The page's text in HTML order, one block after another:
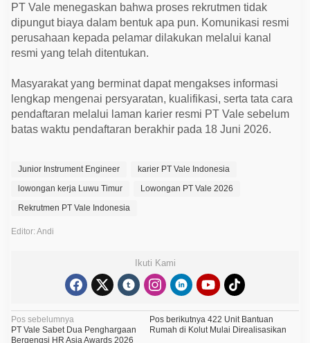
PT Vale menegaskan bahwa proses rekrutmen tidak
dipungut biaya dalam bentuk apa pun. Komunikasi resmi
perusahaan kepada pelamar dilakukan melalui kanal
resmi yang telah ditentukan.
Masyarakat yang berminat dapat mengakses informasi
lengkap mengenai persyaratan, kualifikasi, serta tata cara
pendaftaran melalui laman karier resmi PT Vale sebelum
batas waktu pendaftaran berakhir pada 18 Juni 2026.
Junior Instrument Engineer
karier PT Vale Indonesia
lowongan kerja Luwu Timur
Lowongan PT Vale 2026
Rekrutmen PT Vale Indonesia
Editor: Andi
Ikuti Kami
N
Pos sebelumnya
PT Vale Sabet Dua Penghargaan
Bergengsi HR Asia Awards 2026
Pos berikutnya422 Unit Bantuan
Rumah di Kolut Mulai Direalisasikan